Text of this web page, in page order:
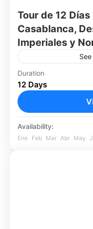
Tour de 12
Casablanca,
Imperiales y
Embárcate en un
Marruecos que
naturaleza,
moderna
milenarias...
Casablanca
Fácil
1 Person
Duration
12 Days
Availability:
Ene Feb Mar Abr May